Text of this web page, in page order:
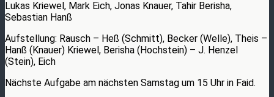
Lukas Kriewel, Mark Eich, Jonas Knauer, Tahir Berisha,
Sebastian Hanß
Aufstellung: Rausch – Heß (Schmitt), Becker (Welle), Theis –
Hanß (Knauer) Kriewel, Berisha (Hochstein) – J. Henzel
(Stein), Eich
Nächste Aufgabe am nächsten Samstag um 15 Uhr in Faid.